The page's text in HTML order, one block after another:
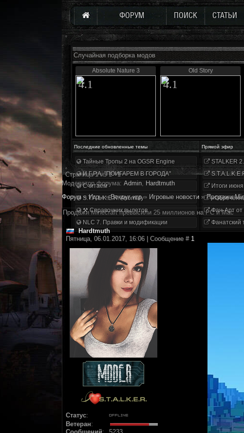
ФОРУМ ПОИСК СТАТЬИ
Случайная подборка модов
Absolute Nature 3
4.1
Old Story
4.1
Последние обновленные темы Прямой эфир
Тайные Тропы 2 на OGSR Engine
И.Г.Р.А. "ПОИГАРЕМ В ГОРОДА"
Считаем
S.T.A.L.K.E.R. Anomaly
⚒ Справочник вылетов
NLC 7. Правки и модификации
STALKER
Итоги
Фан-Арт от
Фанатский
Страница1из1
1
Модератор форума: Аdmin, Hardtmuth
Форум » Игры » Вокруг игр » Игровые новости » Продажи
Продажи Minecraft превысили 25 миллионов на PC и Mac
Hardtmuth
Пятница, 06.01.2017, 16:06 | Сообщение # 1
Статус:
Ветеран: